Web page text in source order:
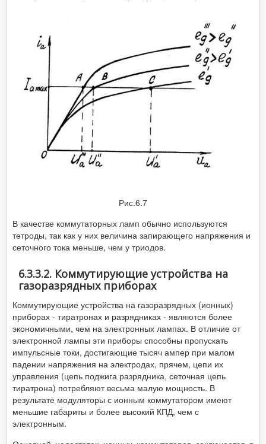
Рис.6.7
В качестве коммутаторных ламп обычно используются
тетроды, так как у них величина запирающего напряжения и
сеточного тока меньше, чем у триодов.
6.3.3.2. Коммутирующие устройства на
газоразрядных приборах
Коммутирующие устройства на газоразрядных (ионных)
приборах - тиратронах и разрядниках - являются более
экономичными, чем на электронных лампах. В отличие от
электронной лампы эти приборы способны пропускать
импульсные токи, достигающие тысяч ампер при малом
падении напряжения на электродах, прячем, цепи их
управления (цепь поджига разрядника, сеточная цепь
тиратрона) потребляют весьма малую мощность. В
результате модуляторы с ионным коммутатором имеют
меньшие габариты и более высокий КПД, чем с
электронным.